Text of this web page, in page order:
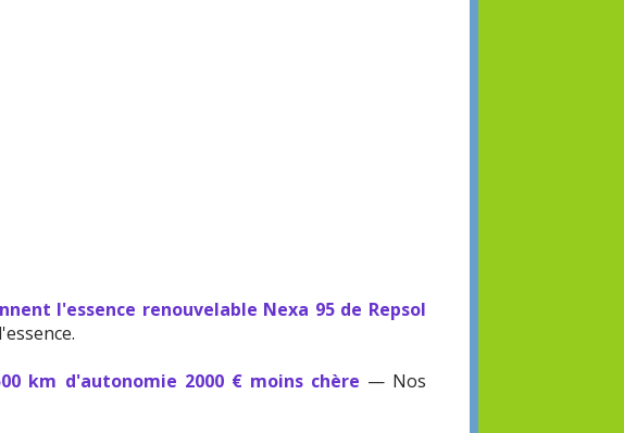
l'essence renouvelable Nexa 95 de Repsol
km d'autonomie 2000 € moins chère — Nos